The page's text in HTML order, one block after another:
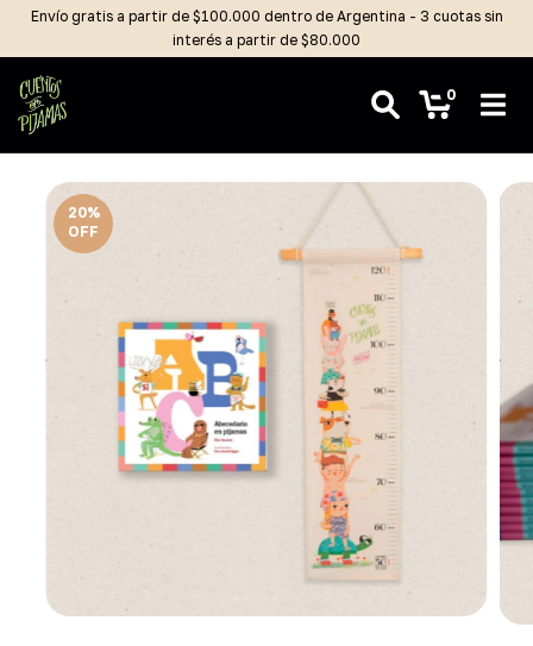
Envío gratis a partir de $100.000 dentro de Argentina - 3 cuotas sin
interés a partir de $80.000
0
20%
OFF